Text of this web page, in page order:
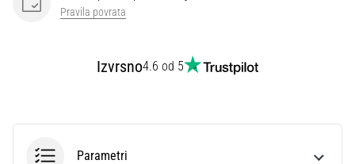
članke
Pravila povrata
Izvrsno4.6 od 5
Parametri